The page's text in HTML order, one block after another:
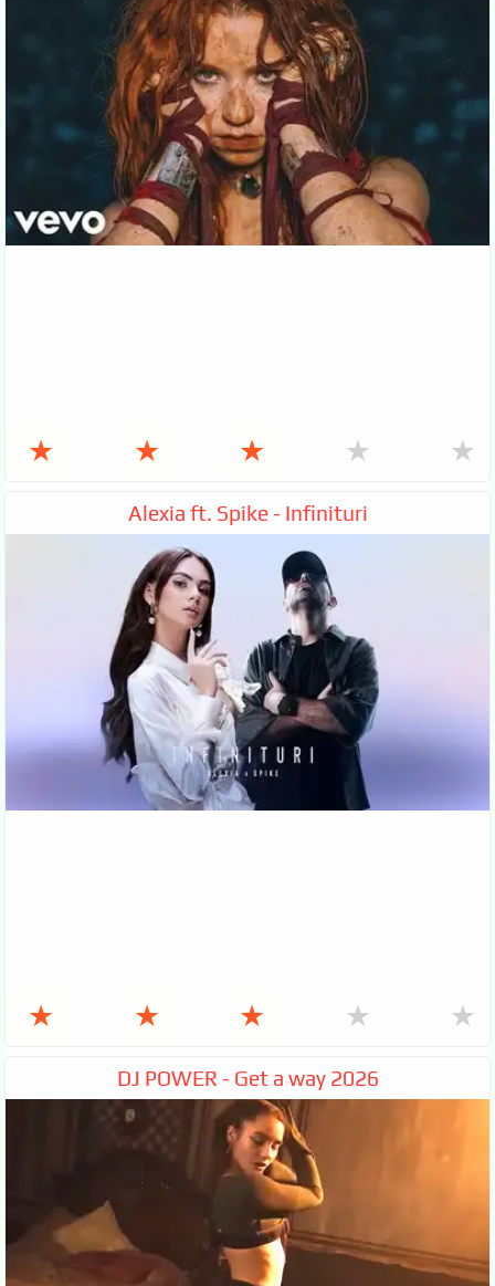
★ ★ ★ ★ ★
Alexia ft. Spike - Infinituri
★ ★ ★ ★ ★
DJ POWER - Get a way 2026